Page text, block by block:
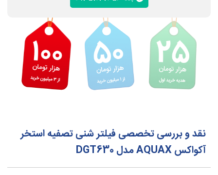
نقد و بررسی تخصصی فیلتر شنی تصفیه استخر
آکواکس AQUAX مدل DGT630